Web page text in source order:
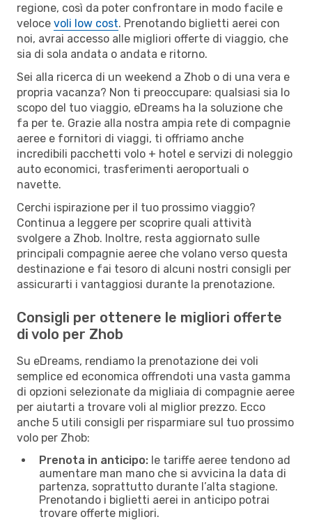
regione, così da poter confrontare in modo facile e
veloce voli low cost. Prenotando biglietti aerei con
noi, avrai accesso alle migliori offerte di viaggio, che
sia di sola andata o andata e ritorno.
Sei alla ricerca di un weekend a Zhob o di una vera e
propria vacanza? Non ti preoccupare: qualsiasi sia lo
scopo del tuo viaggio, eDreams ha la soluzione che
fa per te. Grazie alla nostra ampia rete di compagnie
aeree e fornitori di viaggi, ti offriamo anche
incredibili pacchetti volo + hotel e servizi di noleggio
auto economici, trasferimenti aeroportuali o
navette.
Cerchi ispirazione per il tuo prossimo viaggio?
Continua a leggere per scoprire quali attività
svolgere a Zhob. Inoltre, resta aggiornato sulle
principali compagnie aeree che volano verso questa
destinazione e fai tesoro di alcuni nostri consigli per
assicurarti i vantaggiosi durante la prenotazione.
Consigli per ottenere le migliori offerte
di volo per Zhob
Su eDreams, rendiamo la prenotazione dei voli
semplice ed economica offrendoti una vasta gamma
di opzioni selezionate da migliaia di compagnie aeree
per aiutarti a trovare voli al miglior prezzo. Ecco
anche 5 utili consigli per risparmiare sul tuo prossimo
volo per Zhob:
Prenota in anticipo: le tariffe aeree tendono ad
aumentare man mano che si avvicina la data di
partenza, soprattutto durante l’alta stagione.
Prenotando i biglietti aerei in anticipo potrai
trovare offerte migliori.